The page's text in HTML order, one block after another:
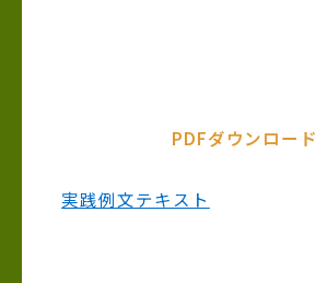
PDFダウンロード
実践例文テキスト